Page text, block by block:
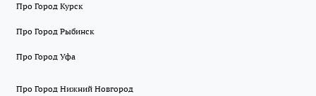
Про Город Курск
Про Город Рыбинск
Про Город Уфа
Про Город Нижний Новгород